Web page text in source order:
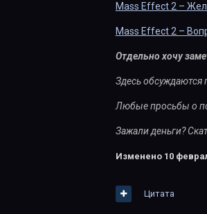
Mass Effect 2 –
Mass Effect 2 –
Отдельно хочу
Здесь
Любые просьбы о
Зажали деньги?
Изменено 10
Цитата